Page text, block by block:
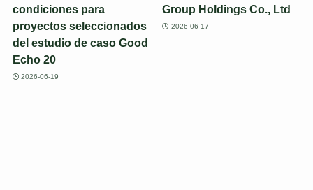
condiciones para
proyectos seleccionados
del estudio de caso Good
Echo 20
2026-06-19
Group Holdings Co., Ltd
2026-06-17